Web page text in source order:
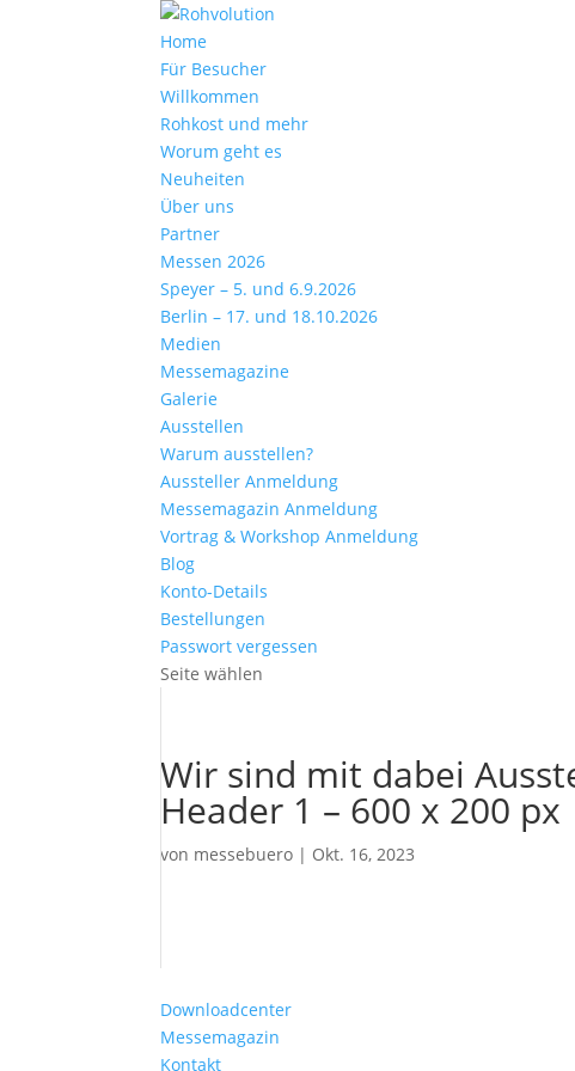
Home
Für Besucher
Willkommen
Rohkost und mehr
Worum geht es
Neuheiten
Über uns
Partner
Messen 2026
Speyer – 5. und 6.9.2026
Berlin – 17. und 18.10.2026
Medien
Messemagazine
Galerie
Ausstellen
Warum ausstellen?
Aussteller Anmeldung
Messemagazin Anmeldung
Vortrag & Workshop Anmeldung
Blog
Konto-Details
Bestellungen
Passwort vergessen
Seite wählen
Wir sind mit dabei
Header 1 – 600 x 200 px
von messebuero | Okt. 16, 2023
Downloadcenter
Messemagazin
Kontakt